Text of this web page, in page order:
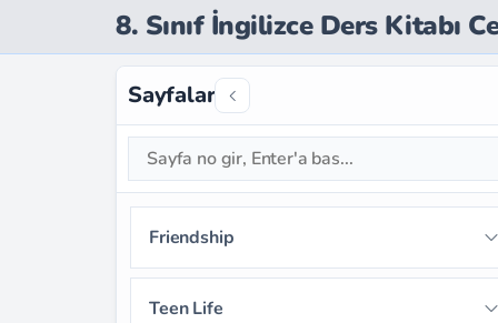
8. Sınıf İngilizce Ders Kitabı
Sayfalar
Friendship
Teen Life